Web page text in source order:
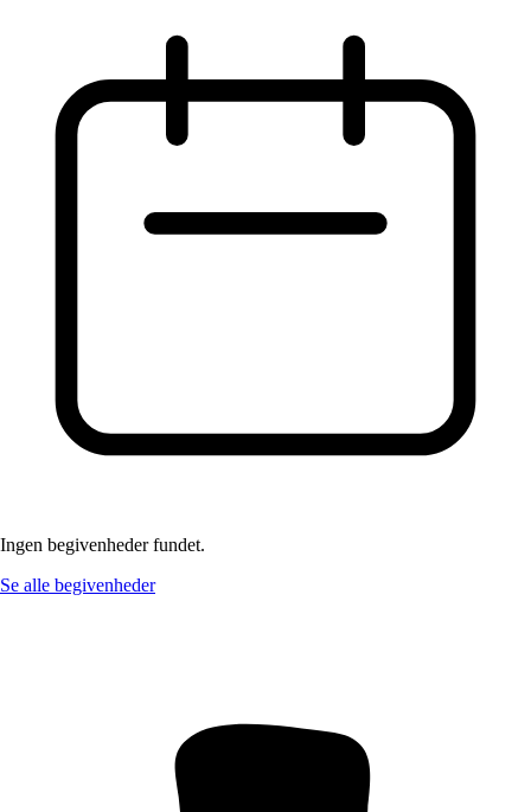
Ingen begivenheder fundet.
Se alle begivenheder